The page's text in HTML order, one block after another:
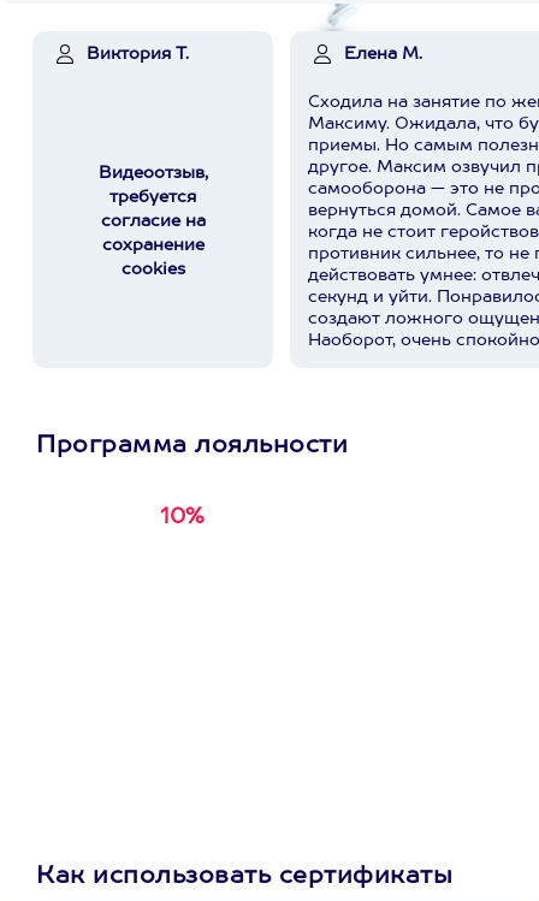
Виктория Т.
Видеоотзыв,
требуется
согласие на
сохранение
cookies
Елена М.
Сходила на занятие по
Максиму. Ожидала, что
приемы. Но самым
другое. Максим озвучил простую мысль:
самооборона — это не
вернуться домой. Самое важное — вовремя понять,
когда не стоит
противник сильнее, то не
действовать умнее:
секунд и уйти.
создают ложного
Наоборот, очень
располагающий к себе
Программа лояльности
10%
Как использовать сертификаты